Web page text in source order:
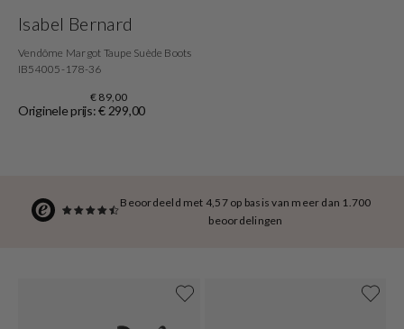
Beoordeeld met 4,57 op basis van meer dan 1.700
beoordelingen
Isabel Bernard
Vendôme Margot Taupe Suède Boots
IB54005-178-36
€ 89,00
Originele prijs: € 299,00